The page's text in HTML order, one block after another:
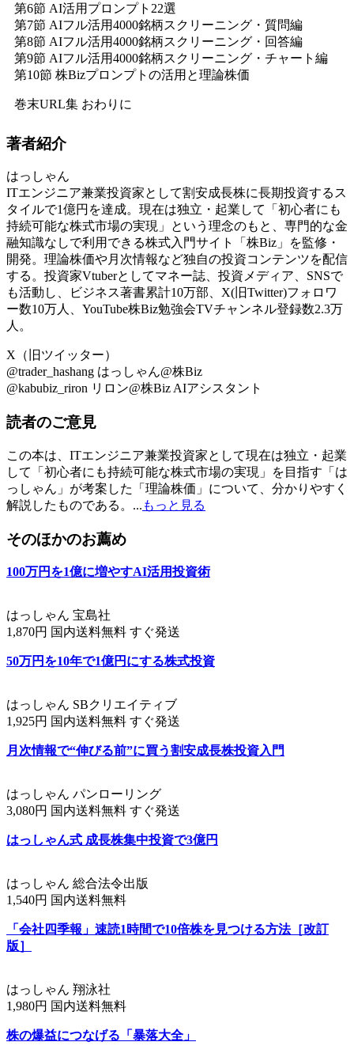
第6節 AI活用プロンプト22選
第7節 AIフル活用4000銘柄スクリーニング・質問編
第8節 AIフル活用4000銘柄スクリーニング・回答編
第9節 AIフル活用4000銘柄スクリーニング・チャート編
第10節 株Bizプロンプトの活用と理論株価
巻末URL集 おわりに
著者紹介
はっしゃん
ITエンジニア兼業投資家として割安成長株に長期投資するス
タイルで1億円を達成。現在は独立・起業して「初心者にも
持続可能な株式市場の実現」という理念のもと、専門的な金
融知識なしで利用できる株式入門サイト「株Biz」を監修・
開発。理論株価や月次情報など独自の投資コンテンツを配信
する。投資家Vtuberとしてマネー誌、投資メディア、SNSで
も活動し、ビジネス著書累計10万部、X(旧Twitter)フォロワ
ー数10万人、YouTube株Biz勉強会TVチャンネル登録数2.3万
人。
X（旧ツイッター）
@trader_hashang はっしゃん@株Biz
@kabubiz_riron リロン@株Biz AIアシスタント
読者のご意見
この本は、ITエンジニア兼業投資家として現在は独立・起業
して「初心者にも持続可能な株式市場の実現」を目指す「は
っしゃん」が考案した「理論株価」について、分かりやすく
解説したものである。... もっと見る
そのほかのお薦め
100万円を1億に増やすAI活用投資術
はっしゃん 宝島社
1,870円 国内送料無料 すぐ発送
50万円を10年で1億円にする株式投資
はっしゃん SBクリエイティブ
1,925円 国内送料無料 すぐ発送
月次情報で“伸びる前”に買う割安成長株投資入門
はっしゃん パンローリング
3,080円 国内送料無料 すぐ発送
はっしゃん式 成長株集中投資で3億円
はっしゃん 総合法令出版
1,540円 国内送料無料
「会社四季報」速読1時間で10倍株を見つける方法［改訂
版］
はっしゃん 翔泳社
1,980円 国内送料無料
株の爆益につなげる「暴落大全」